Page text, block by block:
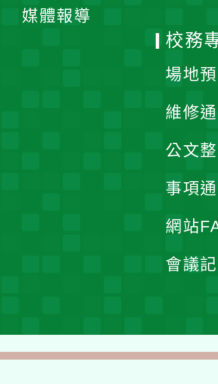
媒體報導
校務
場地
維修
公文
事項
網站
會議